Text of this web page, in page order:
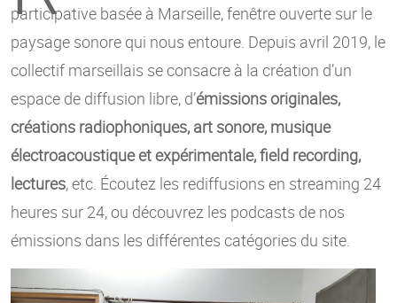
participative basée à Marseille, fenêtre ouverte sur le
paysage sonore qui nous entoure. Depuis avril 2019, le
collectif marseillais se consacre à la création d’un
espace de diffusion libre, d’émissions originales,
créations radiophoniques, art sonore, musique
électroacoustique et expérimentale, field recording,
lectures, etc. Écoutez les rediffusions en streaming 24
heures sur 24, ou découvrez les podcasts de nos
émissions dans les différentes catégories du site.